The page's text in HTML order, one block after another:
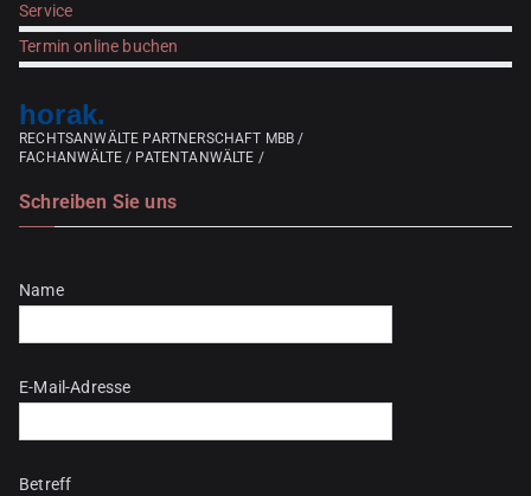
Service
Termin online buchen
horak.
RECHTSANWÄLTE PARTNERSCHAFT MBB /
FACHANWÄLTE / PATENTANWÄLTE /
Schreiben Sie uns
Name
E-Mail-Adresse
Betreff